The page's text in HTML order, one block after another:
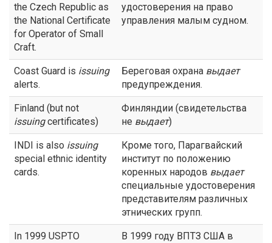
the Czech Republic as
the National Certificate
for Operator of Small
Craft.
удостоверения на право
управления малым судном.
Coast Guard is issuing
alerts.
Береговая охрана выдает
предупреждения.
Finland (but not
issuingcertificates)
Финляндии (свидетельства
не выдает)
INDI is also issuing
special ethnic identity
cards.
Кроме того, Парагвайский
институт по положению
коренных народов выдает
специальные удостоверения
представителям различных
этнических групп.
In 1999 USPTO
В 1999 году ВПТЗ США в